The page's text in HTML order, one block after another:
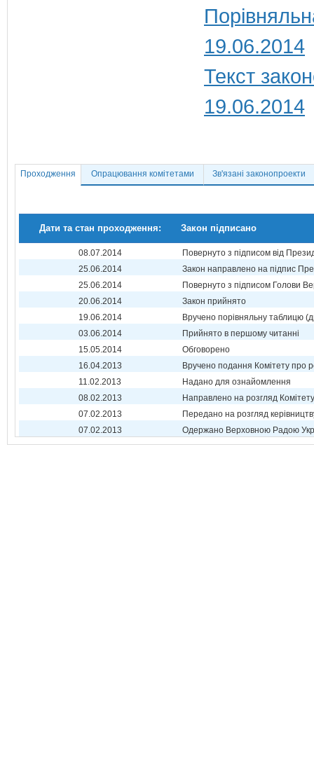
19.06.2014
Текст
19.06.2014
Проходження Опрацювання комітетами Зв'язані законопроекти
Дати та стан проходження: Закон підписано
08.07.2014
Повернуто з підписом від
25.06.2014
Закон направлено на підпис
25.06.2014
Повернуто з підписом Голови
20.06.2014
Закон прийнято
19.06.2014
Вручено порівняльну таблицю
03.06.2014
Прийнято в першому читанні
15.05.2014
Обговорено
16.04.2013
Вручено подання Комітету про
11.02.2013
Надано для ознайомлення
08.02.2013
Направлено на розгляд Комітету
07.02.2013
Передано на розгляд
07.02.2013
Одержано Верховною Радою